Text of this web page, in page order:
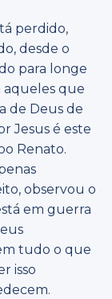
perdido,
desde o
para longe
aqueles que
de Deus de
Jesus é este
Renato.
observou o
em guerra
tudo o que
isso